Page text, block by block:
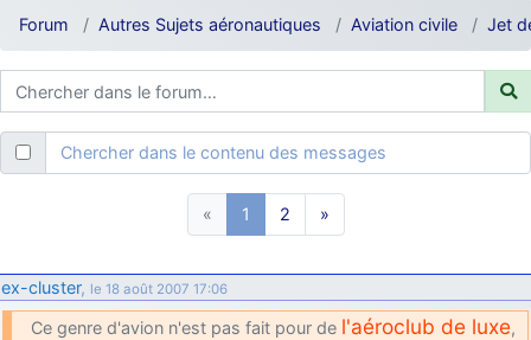
comprendre
d9pouces: ouakamois > si tu parles du sujet sur l'Armée de l'Air,
bien sûr que oui !
je suis un avion@,._,+: Bonjour je viens d'arriver il y a quelques
moi et quelques avions n'ont pas les mêmes noms qu'aujourd'hui
ouakamois: Bonjourà toutes et à tous.en espérantque ces
quelques images du Pays Basque vous auront plu ; Agur…
: Je me rattraperai à la Ferté samedi
fox_50: Bonjour, certains parmis vous étaient-ils présent au
meeting de Lann Bihoué de 2026 ?
Forum Autres Sujets aéronautiques Aviation civile Jet
Chercher dans le contenu des messages
« 1 2 »
ex-cluster, le 18 août 2007 17:06
Ce genre d'avion n'est pas fait pour de l'aéroclub de luxe,